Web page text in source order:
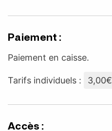
Paiement :
Paiement en caisse.
Tarifs individuels : 3,00€
Accès :